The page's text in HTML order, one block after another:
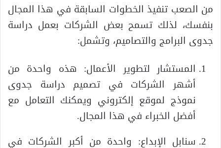
من الصعب تنفيذ الخطوات السابقة في هذا المجال
بنفسك، لذلك تسمح بعض الشركات بعمل دراسة
جدوى البرامج والتصاميم، وتشمل:
المستشار لتطوير الأعمال: هذه واحدة من
أشهر الشركات في تصميم دراسة جدوى
نموذج لموقع إلكتروني ويمكنك التعامل مع
أفضل الخبراء في هذا المجال.
سنابل الإبداع: واحدة من أكبر الشركات في